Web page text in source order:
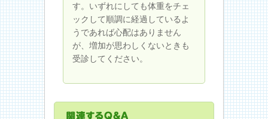
す。いずれにしても体重をチェ
ックして順調に経過しているよ
うであれば心配はありません
が、増加が思わしくないときも
受診してください。